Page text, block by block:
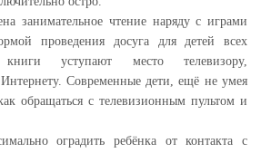
чтение наряду с играми
проведения досуга для детей всех
уступают место телевизору,
Современные дети, ещё не умея
обращаться с телевизионным пультом и
оградить ребёнка от контакта с